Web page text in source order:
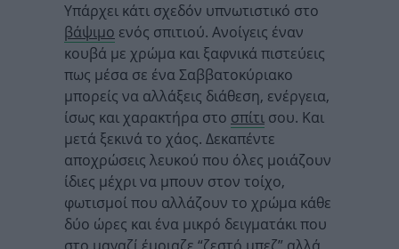
Υπάρχει κάτι σχεδόν υπνωτιστικό στο
βάψιμο ενός σπιτιού. Ανοίγεις έναν
κουβά με χρώμα και ξαφνικά πιστεύεις
πως μέσα σε ένα Σαββατοκύριακο
μπορείς να αλλάξεις διάθεση, ενέργεια,
ίσως και χαρακτήρα στο σπίτι σου. Και
μετά ξεκινά το χάος. Δεκαπέντε
αποχρώσεις λευκού που όλες μοιάζουν
ίδιες μέχρι να μπουν στον τοίχο,
φωτισμοί που αλλάζουν το χρώμα κάθε
δύο ώρες και ένα μικρό δειγματάκι που